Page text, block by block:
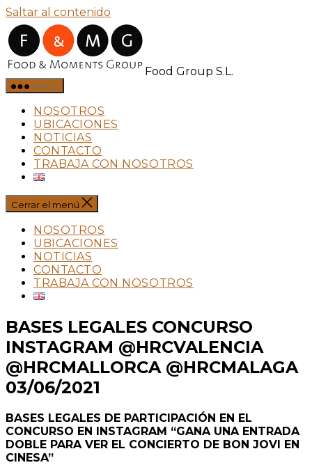
Saltar al contenido
Food Group S.L.
Menú
NOSOTROS
UBICACIONES
NOTICIAS
CONTACTO
TRABAJA CON NOSOTROS
Cerrar el menú
NOSOTROS
UBICACIONES
NOTICIAS
CONTACTO
TRABAJA CON NOSOTROS
BASES LEGALES CONCURSO
INSTAGRAM @HRCVALENCIA
@HRCMALLORCA @HRCMALAGA
03/06/2021
BASES LEGALES DE PARTICIPACIÓN EN EL
CONCURSO EN INSTAGRAM “GANA UNA ENTRADA
DOBLE PARA VER EL CONCIERTO DE BON JOVI EN
CINESA”